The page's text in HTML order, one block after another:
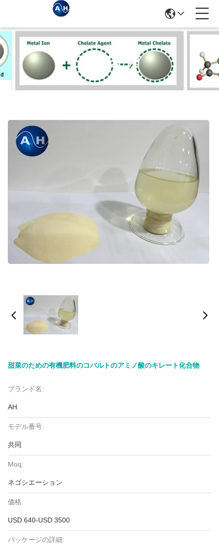
商品の詳細
甜菜のための有機肥料のコバルトのアミノ酸のキレート化合物
ブランド名:
AH
モデル番号:
共同
Moq:
ネゴシエーション
価格:
USD 640-USD 3500
パッケージの詳細: